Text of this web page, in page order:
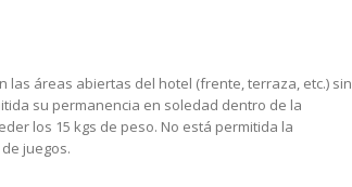
áreas abiertas del hotel (frente, terraza, etc.) sin
su permanencia en soledad dentro de la
los 15 kgs de peso. No está permitida la
juegos.